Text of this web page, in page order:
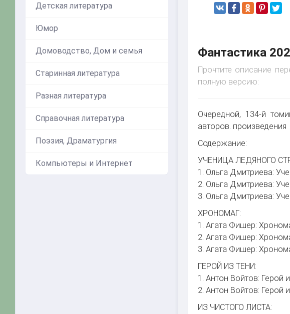
Детская литература
Юмор
Домоводство, Дом и семья
Старинная литература
Разная литература
Справочная литература
Поэзия, Драматургия
Компьютеры и Интернет
Фантастика
Прочтите описание
полную версию:
Очередной, 134-й
авторов.
Содержание:
УЧЕНИЦА ЛЕДЯНОГО
1. Ольга Дмитриева:
2. Ольга Дмитриева:
3. Ольга Дмитриева:
ХРОНОМАГ:
1. Агата Фишер:
2. Агата Фишер:
3. Агата Фишер:
ГЕРОЙ ИЗ ТЕНИ:
1. Антон Войтов: Герой
2. Антон Войтов: Герой
ИЗ ЧИСТОГО ЛИСТА: